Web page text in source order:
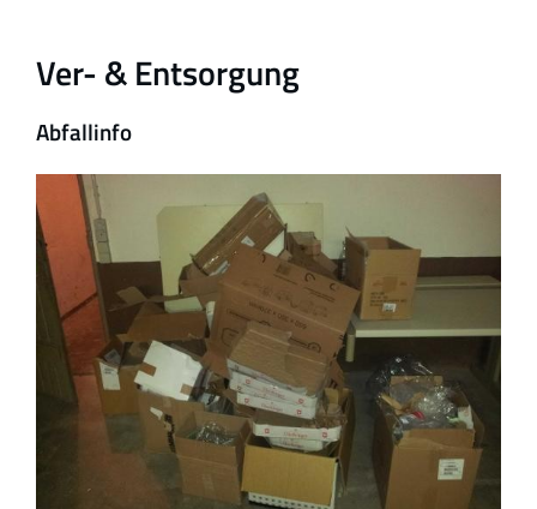
Ver- & Entsorgung
Abfallinfo